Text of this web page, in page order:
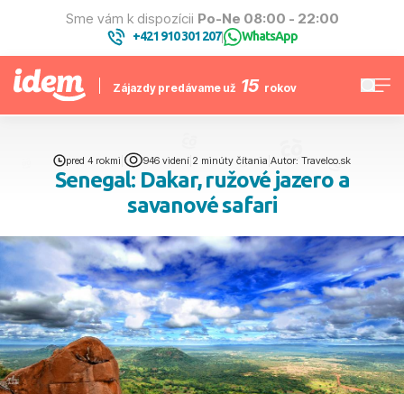
Sme vám k dispozícii Po-Ne 08:00 - 22:00
+421 910 301 207| WhatsApp
Zájazdy predávame už 15 rokov
pred 4 rokmi 946 videní 2 minúty čítania Autor: Travelco.sk
Senegal: Dakar, ružové jazero a
savanové safari